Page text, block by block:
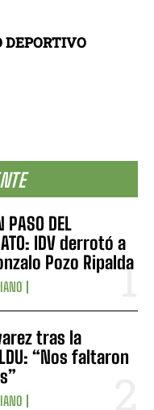
PASO DEL
IDV derrotó a
Pozo Ripalda
tras la
“Nos faltaron